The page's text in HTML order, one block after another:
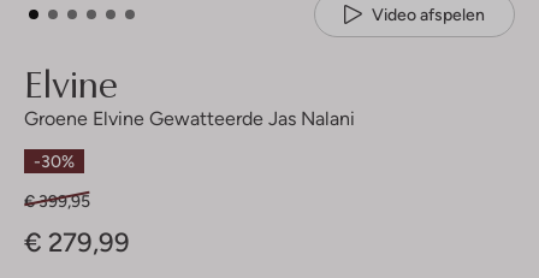
Video afspelen
Elvine
Groene Elvine Gewatteerde Jas Nalani
-30%
€ 399,95
€ 279,99